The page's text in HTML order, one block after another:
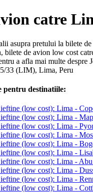
catre
asupra pretului la bilete
bilete de avion low cost
a afla mai multe
33 (LIM), Lima, Peru
pentru destinatiile:
(low cost): Lima -
(low cost): Lima -
(low cost): Lima -
(low cost): Lima -
(low cost): Lima -
(low cost): Lima -
(low cost): Lima -
(low cost): Lima -
(low cost): Lima -
(low cost): Lima -